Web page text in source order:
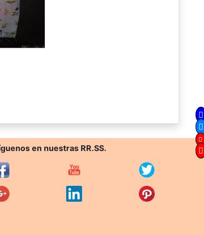
en nuestras RR.SS.